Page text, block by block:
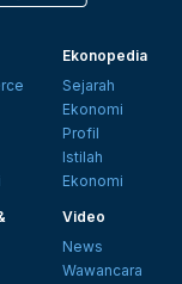
Ekonopedia
Sejarah
Ekonomi
Profil
Istilah
Ekonomi
Video
News
Wawancara